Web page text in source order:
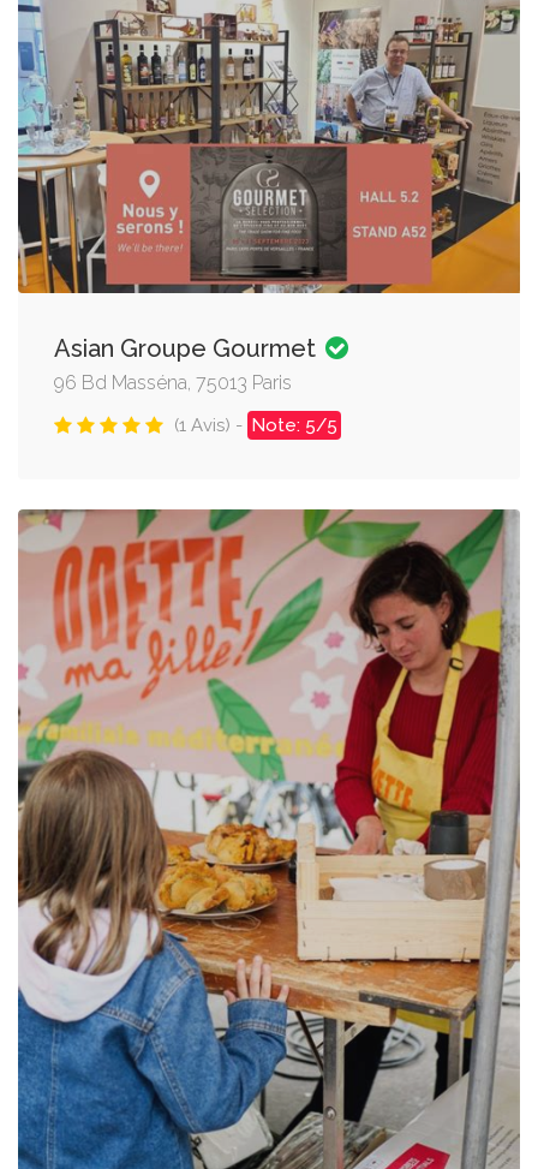
Asian Groupe Gourmet
96 Bd Masséna, 75013 Paris
(1 Avis) - Note: 5/5